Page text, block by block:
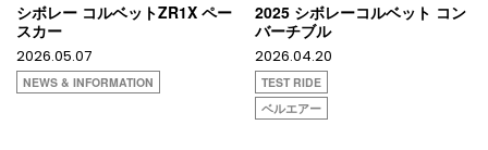
シボレー コルベットZR1X ペー
スカー
2026.05.07
NEWS & INFORMATION
2025 シボレーコルベット コン
バーチブル
2026.04.20
TEST RIDE
ベルエアー